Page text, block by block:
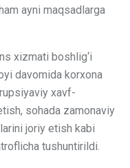
ayni maqsadlarga
xizmati boshlig‘i
davomida korxona
xavf-
sohada zamonaviy
joriy etish kabi
tushuntirildi.